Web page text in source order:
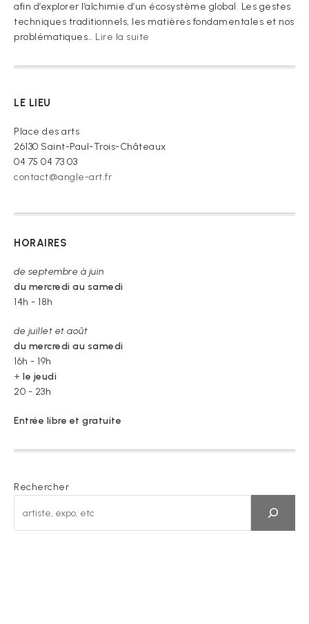
afin d’explorer l’alchimie d’un écosystème global. Les gestes
techniques traditionnels, les matières fondamentales et nos
problématiques… Lire la suite
vous
LE LIEU
Place des arts
26130 Saint-Paul-Trois-Châteaux
04 75 04 73 03
contact@angle-art.fr
HORAIRES
de septembre à juin
du mercredi au samedi
14h - 18h
de juillet et août
du mercredi au samedi
16h - 19h
+ le jeudi
20 - 23h
Entrée libre et gratuite
Rechercher